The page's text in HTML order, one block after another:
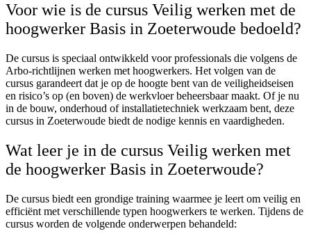
Voor wie is de cursus Veilig werken met de
hoogwerker Basis in Zoeterwoude bedoeld?
De cursus is speciaal ontwikkeld voor professionals die volgens de
Arbo-richtlijnen werken met hoogwerkers. Het volgen van de
cursus garandeert dat je op de hoogte bent van de veiligheidseisen
en risico’s op (en boven) de werkvloer beheersbaar maakt. Of je nu
in de bouw, onderhoud of installatietechniek werkzaam bent, deze
cursus in Zoeterwoude biedt de nodige kennis en vaardigheden.
Wat leer je in de cursus Veilig werken met
de hoogwerker Basis in Zoeterwoude?
De cursus biedt een grondige training waarmee je leert om veilig en
efficiënt met verschillende typen hoogwerkers te werken. Tijdens de
cursus worden de volgende onderwerpen behandeld: